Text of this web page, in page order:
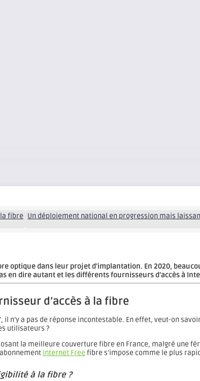
fibre Un déploiement national en progression mais
optique dans leur projet d’implantation. En 2020,
en dire autant et les différents fournisseurs d’accès à
d’accès à la fibre
il n’y a pas de réponse incontestable. En effet, veut-on
utilisateurs ?
la meilleure couverture fibre en France, malgré une
Internet Free fibre s’impose comme le plus
à la fibre ?